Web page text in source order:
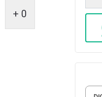
+ 0